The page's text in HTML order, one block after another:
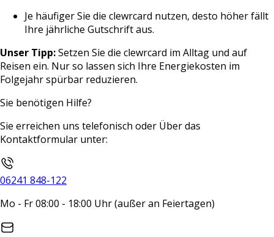
Je häufiger Sie die clewrcard nutzen, desto höher fällt
Ihre jährliche Gutschrift aus.
Unser Tipp:Setzen Sie die clewrcard im Alltag und auf
Reisen ein. Nur so lassen sich Ihre Energiekosten im
Folgejahr spürbar reduzieren.
Sie benötigen Hilfe?
Sie erreichen uns telefonisch oder Über das
Kontaktformular unter:
06241 848-122
Mo - Fr 08:00 - 18:00 Uhr (außer an Feiertagen)